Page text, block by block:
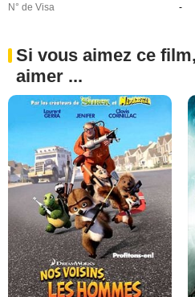
N° de Visa
-
Si vous aimez ce
aimer ...